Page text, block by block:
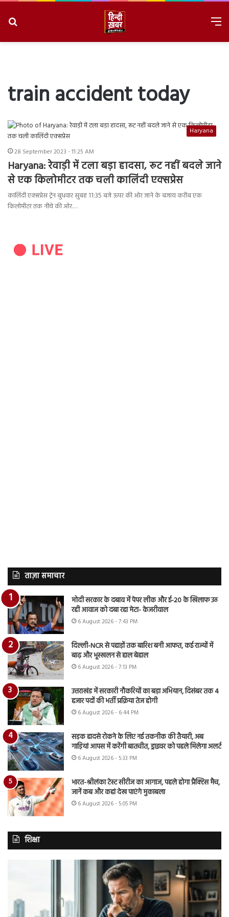
train accident today
Haryana
28 September 2023 - 11:25 AM
Haryana: रेवाड़ी में टला बड़ा हादसा, रूट नहीं बदले जाने
से एक किलोमीटर तक चली कालिंदी एक्सप्रेस
कालिंदी एक्सप्रेस ट्रेन बुधवार सुबह 11:35 बजे ऊपर की ओर जाने के बजाय करीब एक
किलोमीटर तक नीचे की ओर…
ताज़ा समाचार
मोदी सरकार के दबाव में पेपर लीक और ई-20 के खिलाफ उठ
रही आवाज को दबा रहा मेटा- केजरीवाल
6 August 2026 - 7:43 PM
दिल्ली-NCR से पहाड़ों तक बारिश बनी आफत, कई राज्यों में
बाढ़ और भूस्खलन से हाल बेहाल
6 August 2026 - 7:13 PM
उत्तराखंड में सरकारी नौकरियों का बड़ा अभियान, दिसंबर तक 4
हजार पदों की भर्ती प्रक्रिया तेज होगी
6 August 2026 - 6:44 PM
सड़क हादसे रोकने के लिए नई तकनीक की तैयारी, अब
गाड़ियां आपस में करेंगी बातचीत, ड्राइवर को पहले मिलेगा अलर्ट
6 August 2026 - 5:33 PM
भारत-श्रीलंका टेस्ट सीरीज का आगाज, पहले होगा प्रैक्टिस मैच,
जानें कब और कहां देख पाएंगे मुकाबला
6 August 2026 - 5:05 PM
शिक्षा